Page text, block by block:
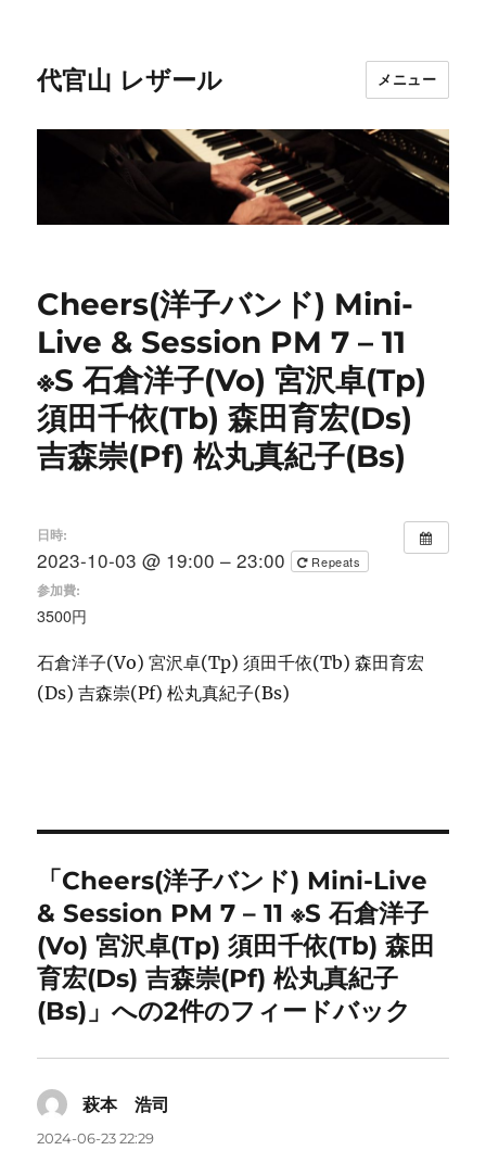
代官山 レザール メニュー
Cheers(洋子バンド) Mini-
Live & Session PM 7 – 11
※S 石倉洋子(Vo) 宮沢卓(Tp)
須田千依(Tb) 森田育宏(Ds)
吉森崇(Pf) 松丸真紀子(Bs)
日時:
2023-10-03 @ 19:00 – 23:00 Repeats
参加費:
3500円
石倉洋子(Vo) 宮沢卓(Tp) 須田千依(Tb) 森田育宏
(Ds) 吉森崇(Pf) 松丸真紀子(Bs)
「Cheers(洋子バンド) Mini-Live
& Session PM 7 – 11 ※S 石倉洋子
(Vo) 宮沢卓(Tp) 須田千依(Tb) 森田
育宏(Ds) 吉森崇(Pf) 松丸真紀子
(Bs)」への2件のフィードバック
萩本 浩司
2024-06-23 22:29